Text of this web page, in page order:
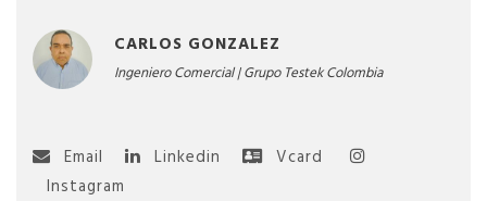
CARLOS GONZALEZ
Ingeniero Comercial | Grupo Testek Colombia
Email
Linkedin
Instagram